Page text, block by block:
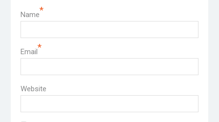
Name*
Email*
Website